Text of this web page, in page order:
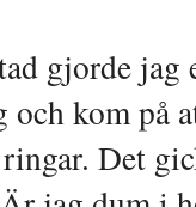
gjorde jag
och kom
ringar. Det